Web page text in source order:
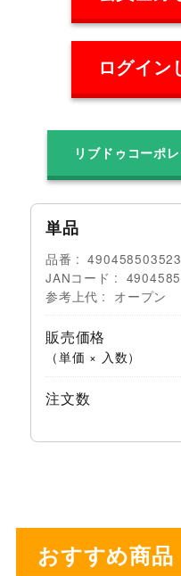
ログイン
リブドゥコーポ
単品
品番
JANコード
参考上代
オープン
販売価格
（単価 × 入数）
注文数
おすすめ商品